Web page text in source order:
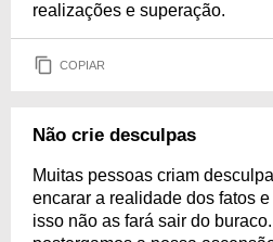
realizações e superação.
COPIAR
Não crie desculpas
Muitas pessoas criam
encarar a realidade dos fatos
isso não as fará sair do